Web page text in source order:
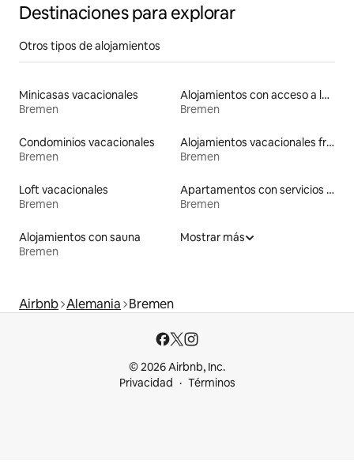
Destinaciones para explorar
Otros tipos de alojamientos
Minicasas vacacionales
Bremen
Alojamientos con acceso a la playa
Bremen
Condominios vacacionales
Bremen
Alojamientos vacacionales frente a la playa
Bremen
Loft vacacionales
Bremen
Apartamentos con servicios incluidos vacacionales
Bremen
Alojamientos con sauna
Bremen
Mostrar más
Airbnb Alemania Bremen
© 2026 Airbnb, Inc.
Privacidad
Términos